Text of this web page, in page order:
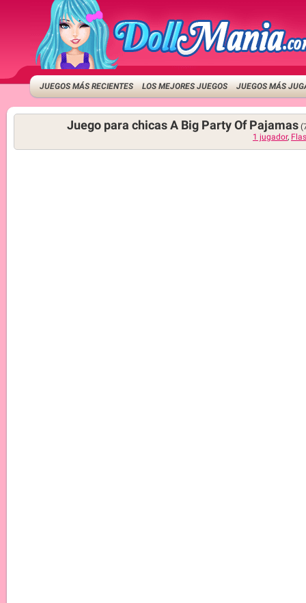
JUEGOS MÁS RECIENTES LOS MEJORES JUEGOS JUEGOS MÁS
Juego para chicas A Big Party Of Pajamas
1 jugador,